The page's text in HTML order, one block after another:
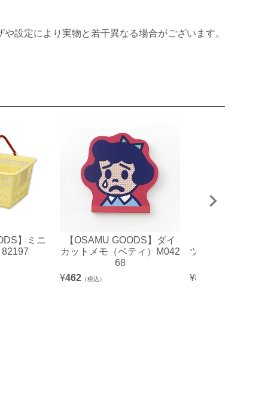
設定により実物と若干異なる場合がございます。
】ミニ
【OSAMU GOODS】ダイ
カットメモ（ベティ）M042
68
¥462 （税込）
ツケースステッ
¥880